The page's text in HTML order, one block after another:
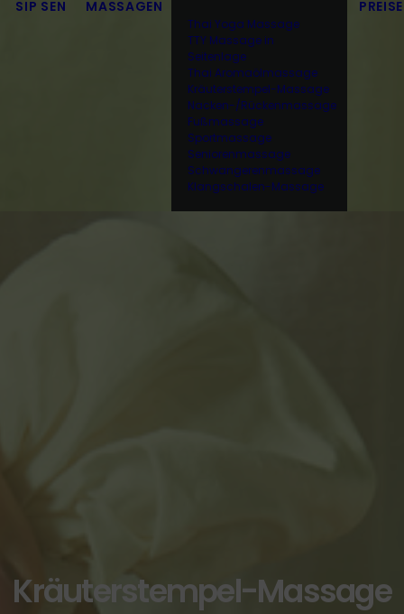
SIP SEN MASSAGEN
Thai Yoga Massage
TTY Massage in
Seitenlage
Thai Aromaölmassage
Kräuterstempel-Massage
Nacken-/Rückenmassage
Fußmassage
Sportmassage
Seniorenmassage
Schwangerenmassage
Klangschalen-Massage
PREISE
Kräuterstempel-Massage